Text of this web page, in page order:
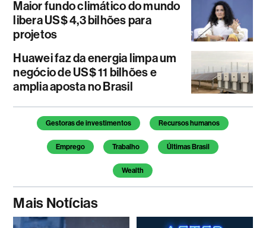
Maior fundo climático do mundo
libera US$ 4,3 bilhões para
projetos
Huawei faz da energia limpa um
negócio de US$ 11 bilhões e
amplia aposta no Brasil
Temas deste artigo
Gestoras de investimentos Recursos humanos
Emprego Trabalho Últimas Brasil
Wealth
Mais Notícias